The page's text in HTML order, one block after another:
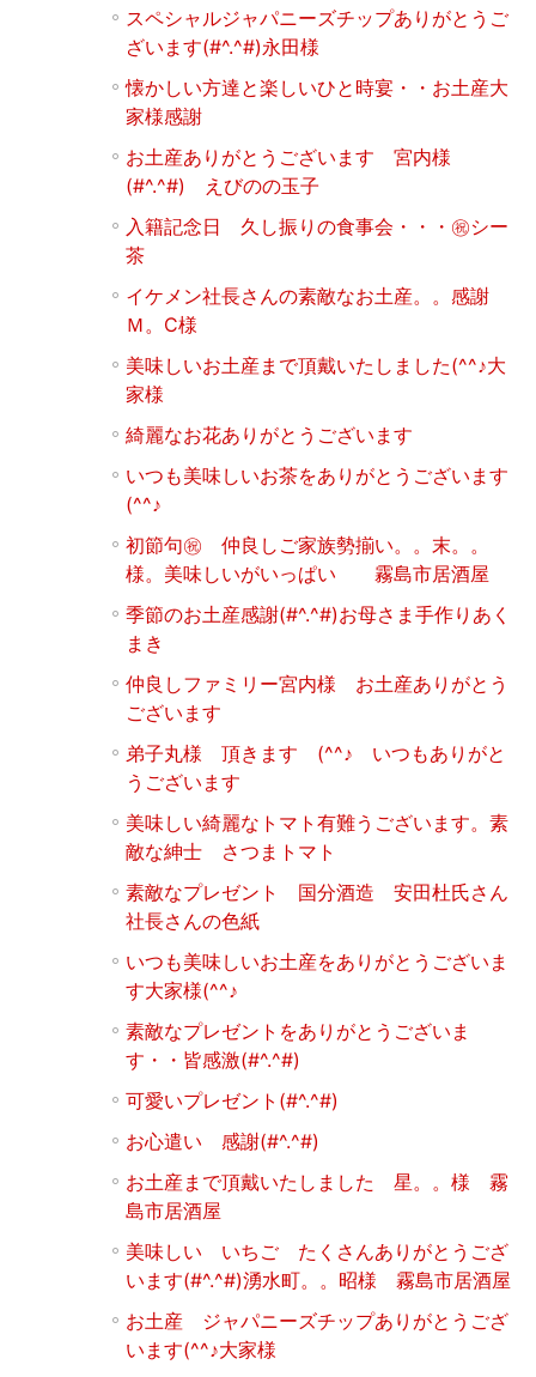
スペシャルジャパニーズチップありがとうご
ざいます(#^.^#)永田様
懐かしい方達と楽しいひと時宴・・お土産大
家様感謝
お土産ありがとうございます 宮内様
(#^.^#) えびのの玉子
入籍記念日 久し振りの食事会・・・㊗シー
茶
イケメン社長さんの素敵なお土産。。感謝
Ｍ。Ⅽ様
美味しいお土産まで頂戴いたしました(^^♪大
家様
綺麗なお花ありがとうございます
いつも美味しいお茶をありがとうございます
(^^♪
初節句㊗ 仲良しご家族勢揃い。。末。。
様。美味しいがいっぱい 霧島市居酒屋
季節のお土産感謝(#^.^#)お母さま手作りあく
まき
仲良しファミリー宮内様 お土産ありがとう
ございます
弟子丸様 頂きます (^^♪ いつもありがと
うございます
美味しい綺麗なトマト有難うございます。素
敵な紳士 さつまトマト
素敵なプレゼント 国分酒造 安田杜氏さん
社長さんの色紙
いつも美味しいお土産をありがとうございま
す大家様(^^♪
素敵なプレゼントをありがとうございま
す・・皆感激(#^.^#)
可愛いプレゼント(#^.^#)
お心遣い 感謝(#^.^#)
お土産まで頂戴いたしました 星。。様 霧
島市居酒屋
美味しい いちご たくさんありがとうござ
います(#^.^#)湧水町。。昭様 霧島市居酒屋
お土産 ジャパニーズチップありがとうござ
います(^^♪大家様